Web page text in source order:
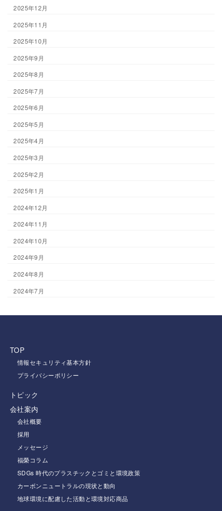
2025年12月
2025年11月
2025年10月
2025年9月
2025年8月
2025年7月
2025年6月
2025年5月
2025年4月
2025年3月
2025年2月
2025年1月
2024年12月
2024年11月
2024年10月
2024年9月
2024年8月
2024年7月
TOP
情報セキュリティ基本方針
プライバシーポリシー
トピック
会社案内
会社概要
採用
メッセージ
福榮コラム
SDGs 時代のプラスチックとゴミと環境政策
カーボンニュートラルの現状と動向
地球環境に配慮した活動と環境対応商品